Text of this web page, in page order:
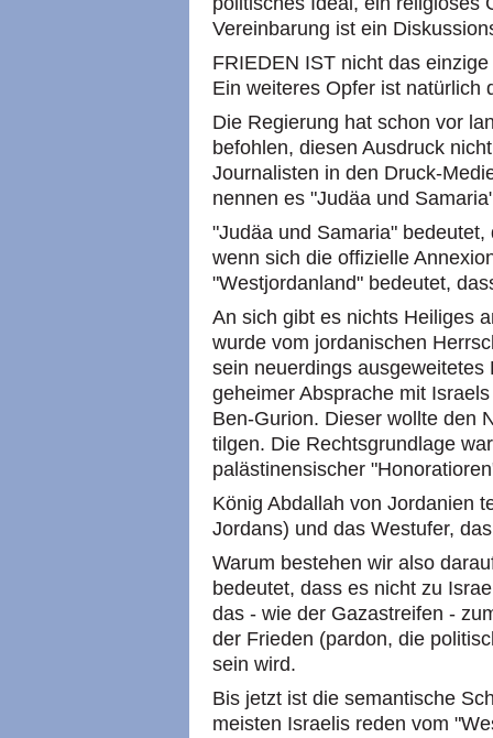
Vereinbarung ist ein
FRIEDEN IST nicht das
Ein weiteres Opfer ist natürlich
Die Regierung hat schon vor
befohlen, diesen Ausdruck
Journalisten in den Druck-
nennen es "Judäa und
"Judäa und Samaria"
wenn sich die offizielle
"Westjordanland" bedeutet,
An sich gibt es nichts Heiliges
wurde vom jordanischen
sein neuerdings
geheimer Absprache mit
Ben-Gurion. Dieser wollte den
tilgen. Die Rechtsgrundlage
palästinensischer
König Abdallah von Jordanien
Jordans) und das Westufer,
Warum bestehen wir also
bedeutet, dass es nicht zu
das - wie der Gazastreifen -
der Frieden (pardon, die
sein wird.
Bis jetzt ist die semantische
meisten Israelis reden vom